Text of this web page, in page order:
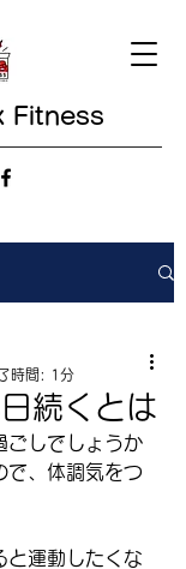
Fitness
続くとは
時間: 1分
ごしでしょうか
で、体調気をつ
と運動したくな